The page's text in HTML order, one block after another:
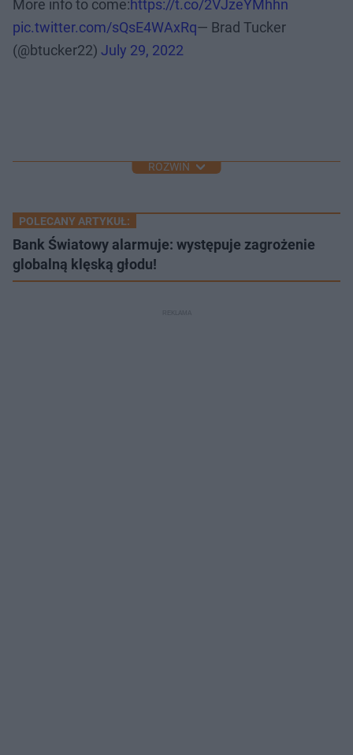
More info to come:https://t.co/2VJzeYMhhn
pic.twitter.com/sQsE4WAxRq— Brad Tucker
(@btucker22) July 29, 2022
ROZWIŃ
POLECANY ARTYKUŁ:
Bank Światowy alarmuje: występuje zagrożenie
globalną klęską głodu!